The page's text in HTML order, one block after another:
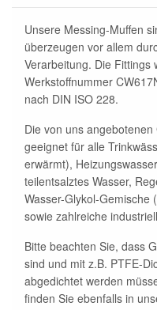
Unsere Messing-Muffen
überzeugen vor allem
Verarbeitung. Die Fittings
Werkstoffnummer
nach DIN ISO 228.
Die von uns
geeignet für alle
erwärmt),
teilentsalztes Wasser,
Wasser-Glykol-Gemische
sowie zahlreiche
Bitte beachten Sie, dass
sind und mit z.B. PTFE-
abgedichtet werden
finden Sie ebenfalls in